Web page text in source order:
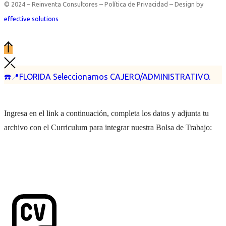
☎️📍FLORIDA Seleccionamos CAJERO/ADMINISTRATIVO.
© 2024 – Reinventa Consultores – Política de Privacidad – Design by
effective solutions
Ingresa en el link a continuación, completa los datos y adjunta tu
archivo con el Curriculum para integrar nuestra Bolsa de Trabajo: